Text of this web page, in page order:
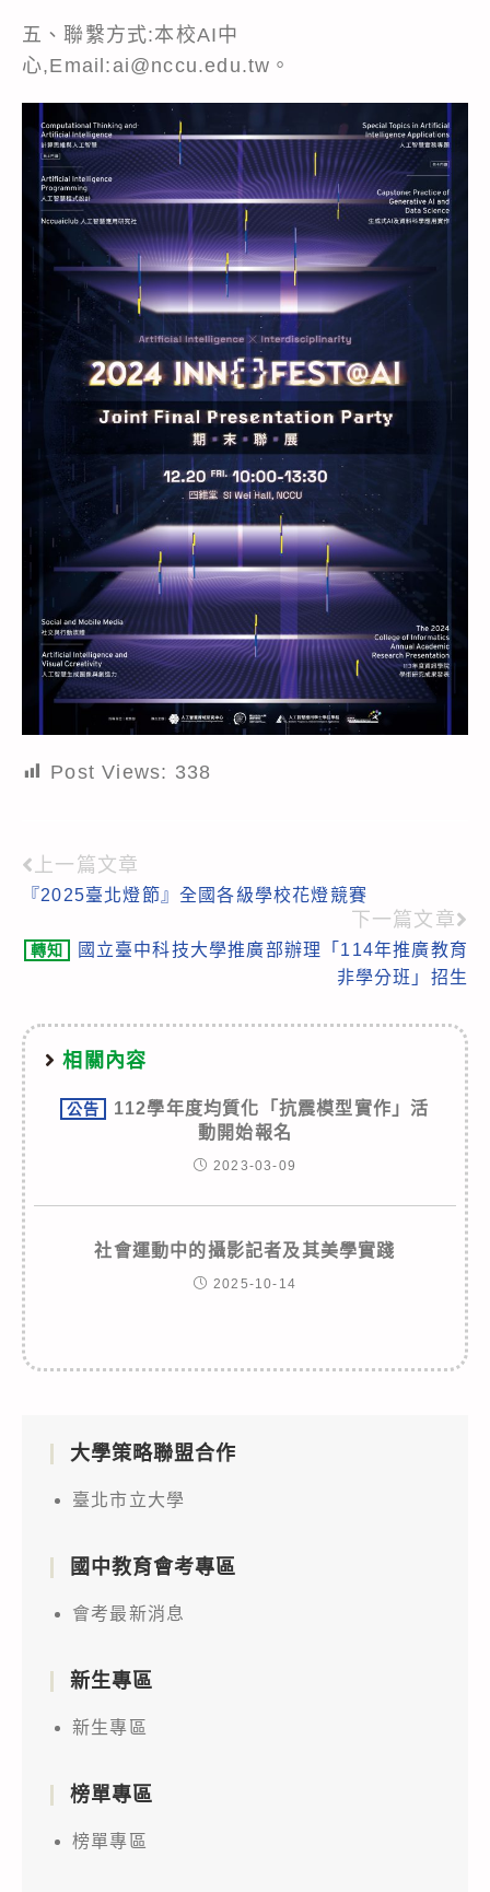
五、聯繫方式:本校AI中
心,Email:ai@nccu.edu.tw。
Post Views: 338
Read
more
articles
上一篇文章
『2025臺北燈節』全國各級學校花燈競賽
下一篇文章
轉知
國立臺中科技大學推廣部辦理「114年推廣教育
非學分班」招生
相關內容
公告
112學年度均質化「抗震模型實作」活
動開始報名
2023-03-09
社會運動中的攝影記者及其美學實踐
2025-10-14
大學策略聯盟合作
臺北市立大學
國中教育會考專區
會考最新消息
新生專區
新生專區
榜單專區
榜單專區